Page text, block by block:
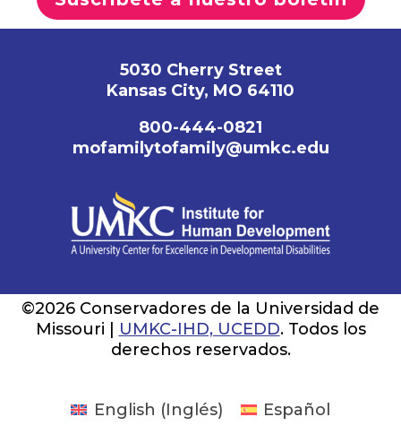
5030 Cherry Street
Kansas City, MO 64110
800-444-0821
mofamilytofamily@umkc.edu
©2026 Conservadores de la Universidad de
Missouri |
UMKC-IHD, UCEDD. Todos los
derechos reservados.
English (Inglés) Español